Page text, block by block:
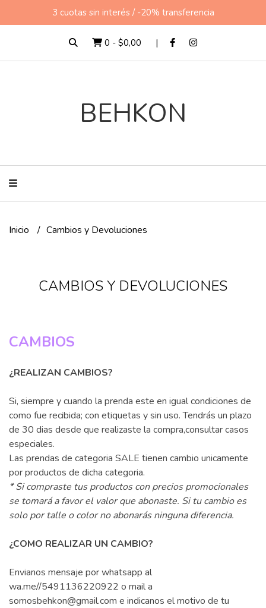
3 cuotas sin interés / -20% transferencia
0 - $0,00
BEHKON
Inicio Cambios y Devoluciones
CAMBIOS Y DEVOLUCIONES
CAMBIOS
¿REALIZAN CAMBIOS?
Si, siempre y cuando la prenda este en igual condiciones de
como fue recibida; con etiquetas y sin uso. Tendrás un plazo
de 30 dias desde que realizaste la compra,consultar casos
especiales.
Las prendas de categoria SALE tienen cambio unicamente
por productos de dicha categoria.
* Si compraste tus productos con precios promocionales
se tomará a favor el valor que abonaste. Si tu cambio es
solo por talle o color no abonarás ninguna diferencia.
¿COMO REALIZAR UN CAMBIO?
Envianos mensaje por whatsapp al
wa.me//5491136220922 o mail a
somosbehkon@gmail.com e indicanos el motivo de tu